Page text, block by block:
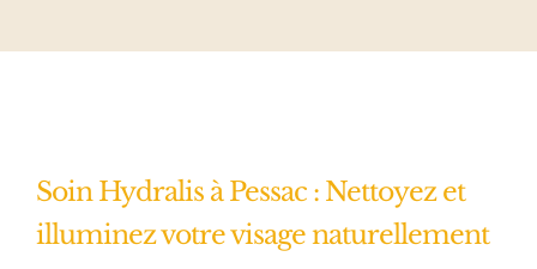
Soin Hydralis à Pessac : Nettoyez et
illuminez votre visage naturellement